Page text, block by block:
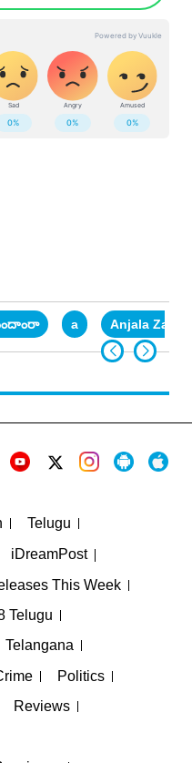
a Anjala Zaveri
Telugu
iDreamPost
This Week
Telugu
Telangana
Politics
Reviews